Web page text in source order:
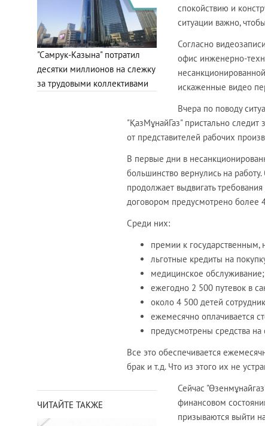
"Самрук-Казына" потратил
десятки миллионов на слежку
за трудовыми коллективами
спокойствию и
ситуации важно,
Согласно
офис инженерно-
искаженные видео
Вчера по поводу
"ҚазМұнайГаз" пристально
от представителей рабочих
В первые дни в
большинство вернулись на
продолжает выдвигать
договором предусмотрено более
Среди них:
премии к
льготные кредиты на
медицинское обслуживание;
ежегодно 2 500 путевок в
около 4 500 детей
ежемесячно оплачивается
предусмотрены средства на
Все это обеспечивается
брак и т.д. Что из этого их не
ЧИТАЙТЕ ТАКЖЕ
Сейчас
финансовом
призываются выйти